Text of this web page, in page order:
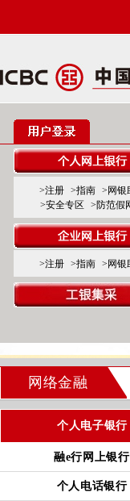
>注册 >指南
>网银
>安全专区
>防范假
>注册 >指南 >网银
网络金融
个人电子银行
融e行网上银行
个人电话银行